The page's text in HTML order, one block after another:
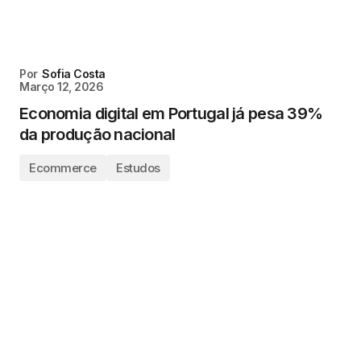
Por Sofia Costa
Março 12, 2026
Economia digital em Portugal já pesa 39%
da produção nacional
Ecommerce Estudos